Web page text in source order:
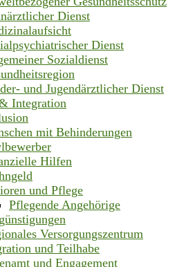
Dienst
Dienst
Sozialdienst
und Jugendärztlicher Dienst
Integration
mit Behinderungen
Hilfen
und Pflege
Pflegende Angehörige
Versorgungszentrum
und Teilhabe
und Engagement